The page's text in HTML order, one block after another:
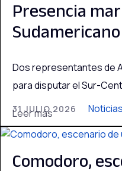
Presencia
31 JULIO 2026 Noticias
Dos representantes de
para disputar el Sur-
Leer más
Comodoro,